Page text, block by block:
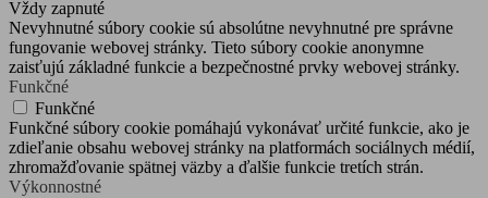
Vždy zapnuté
Nevyhnutné súbory cookie sú absolútne nevyhnutné pre správne
fungovanie webovej stránky. Tieto súbory cookie anonymne
zaisťujú základné funkcie a bezpečnostné prvky webovej stránky.
Funkčné
Funkčné
Funkčné súbory cookie pomáhajú vykonávať určité funkcie, ako je
zdieľanie obsahu webovej stránky na platformách sociálnych médií,
zhromažďovanie spätnej väzby a ďalšie funkcie tretích strán.
Výkonnostné